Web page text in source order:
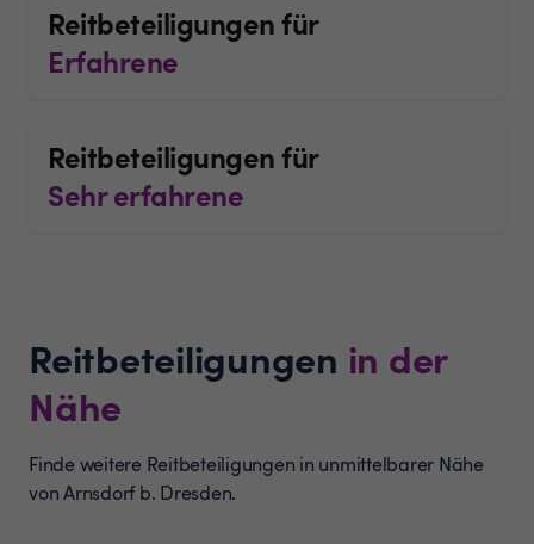
Reitbeteiligungen für
Erfahrene
Reitbeteiligungen für
Sehr erfahrene
Reitbeteiligungen in der
Nähe
Finde weitere Reitbeteiligungen in unmittelbarer Nähe
von Arnsdorf b. Dresden.